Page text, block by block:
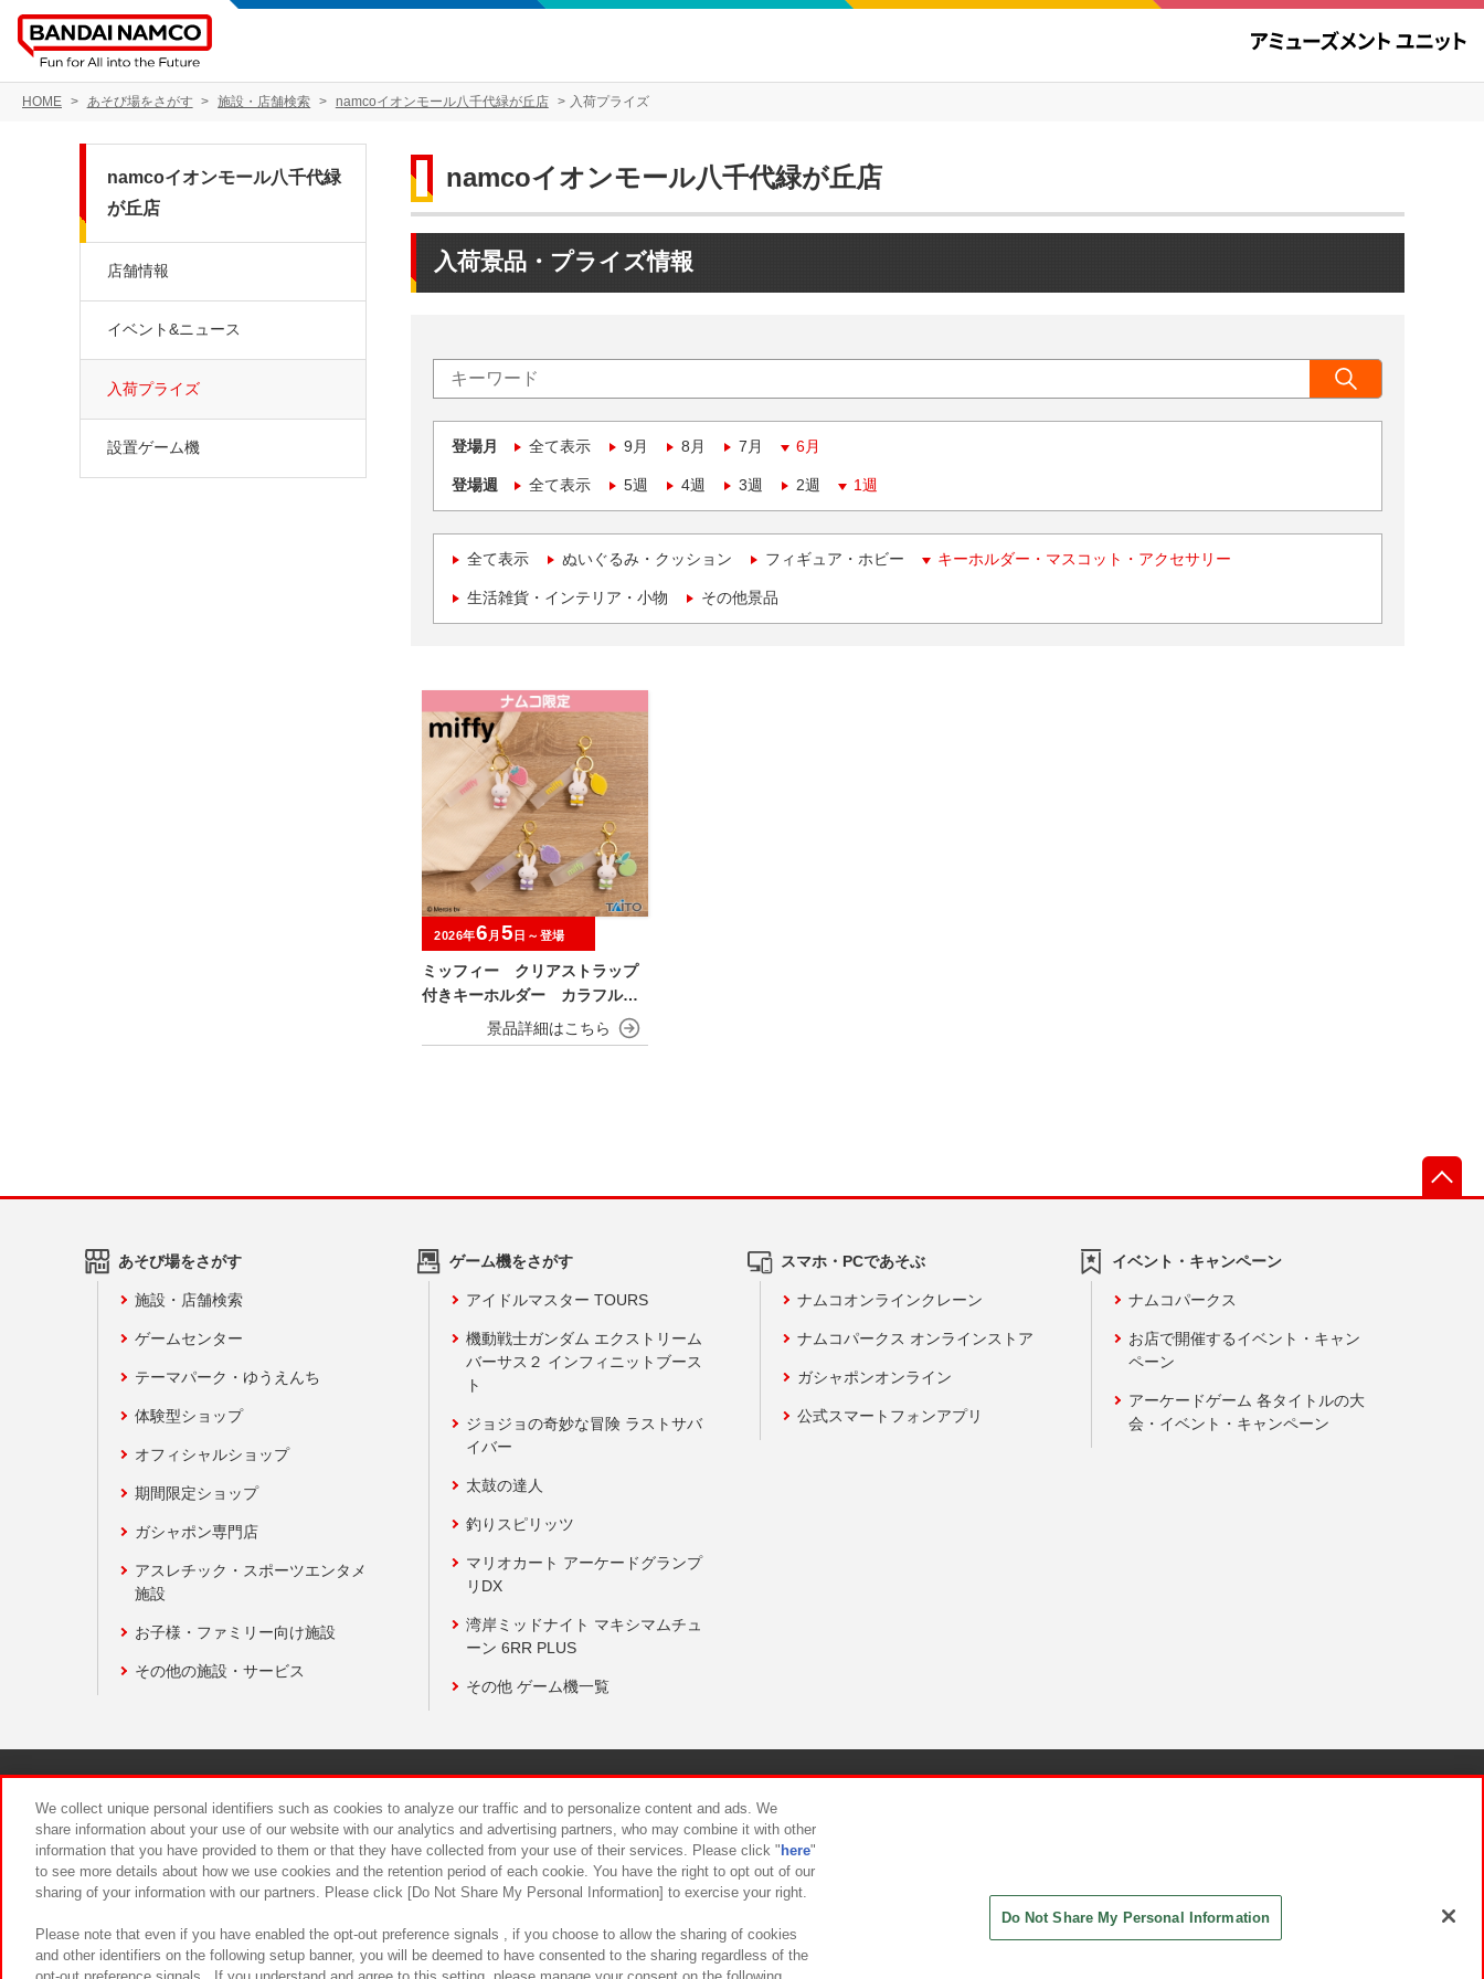
HOME あそび場をさがす 施設・店舗検索 namcoイオンモール八千代緑が丘店 入荷プライズ
namcoイオンモール八千代緑が丘店
入荷景品・プライズ情報
登場月 全て表示 9月 8月 7月 6月
登場週 全て表示 5週 4週 3週 2週 1週
全て表示 ぬいぐるみ・クッション フィギュア・ホビー キーホルダー・マスコット・アクセサリー
生活雑貨・インテリア・小物 その他景品
ミッフィー クリアストラップ
付きキーホルダー カラフルフ
ルーツver.
2026年6 月 5 日～登場
namcoイオンモール八千代緑
が丘店
店舗情報
イベント&ニュース
入荷プライズ
設置ゲーム機
あそび場をさがす
施設・店舗検索
ゲームセンター
テーマパーク・ゆうえんち
体験型ショップ
オフィシャルショップ
期間限定ショップ
ガシャポン専門店
アスレチック・スポーツエンタメ
施設
お子様・ファミリー向け施設
その他の施設・サービス
ゲーム機をさがす
アイドルマスター TOURS
機動戦士ガンダム エクストリーム
バーサス２ インフィニットブース
ト
ジョジョの奇妙な冒険 ラストサバ
イバー
太鼓の達人
釣りスピリッツ
マリオカート アーケードグランプ
リDX
湾岸ミッドナイト マキシマムチュ
ーン 6RR PLUS
その他 ゲーム機一覧
スマホ・PCであそぶ
ナムコオンラインクレーン
ナムコパークス オンラインストア
ガシャポンオンライン
公式スマートフォンアプリ
イベント・キャンペーン
ナムコパークス
お店で開催するイベント・キャン
ペーン
アーケードゲーム 各タイトルの大
会・イベント・キャンペーン
食品のご提供について カスタマーハラスメント対応方針
We collect unique personal identifiers such as cookies to analyze our traffic and to personalize content and ads. We
share information about your use of our website with our analytics and advertising partners, who may combine it with other
information that you have provided to them or that they have collected from your use of their services. Please click " here"
to see more details about how we use cookies and the retention period of each cookie. You have the right to opt out of our
sharing of your information with our partners. Please click [Do Not Share My Personal Information] to exercise your right.
Please note that even if you have enabled the opt-out preference signals , if you choose to allow the sharing of cookies
and other identifiers on the following setup banner, you will be deemed to have consented to the sharing regardless of the
Do Not Share My Personal Information